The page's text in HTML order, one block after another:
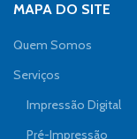
MAPA DO SITE
Quem Somos
Serviços
Impressão Digital
Pré-Impressão